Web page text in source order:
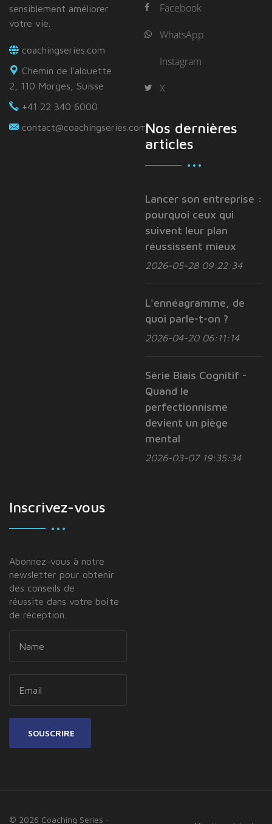
sensiblement améliorer
votre vie.
coachingseries.com
Chemin de l'alouette
2, 110 Morges, Suisse
+41 22 340 6000
contact@coachingseries.com
Facebook
WhatsApp
Instagram
X
Nos dernières
articles
Lancer son entreprise :
pourquoi ceux qui
suivent leur plan
réussissent mieux
2026-05-28 09:22:34
L'ennéagramme, de
quoi parle-t-on ?
2026-04-20 06:11:14
Série Biais Cognitif -
Quand le
perfectionnisme
devient un piège
mental
2026-03-07 19:35:34
Inscrivez-vous
Abonnez-vous à notre
newsletter pour obtenir
des conseils de
réussite dans votre boîte
de réception.
SOUSCRIRE
© 2026 Coaching Series -